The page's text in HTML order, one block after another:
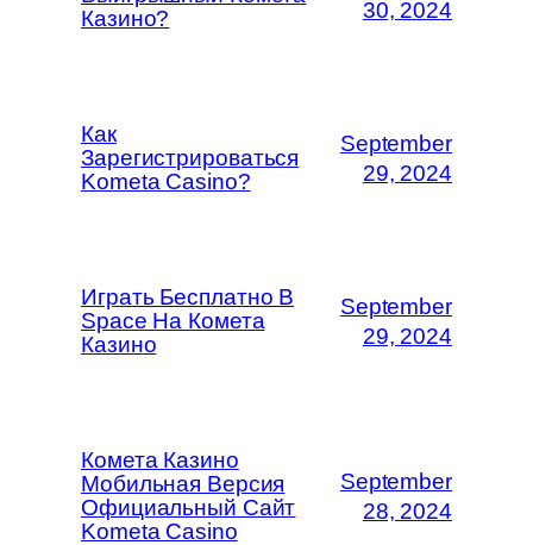
Казино?
30, 2024
Как
Зарегистрироваться
Kometa Casino?
September
29, 2024
Играть Бесплатно В
Space На Комета
Казино
September
29, 2024
Комета Казино
Мобильная Версия
Официальный Сайт
Kometa Casino
September
28, 2024